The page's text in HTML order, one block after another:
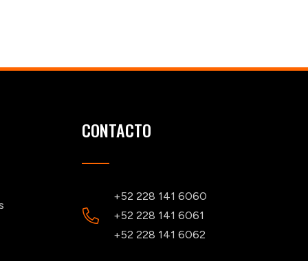
CONTACTO
+52 228 141 6060
+52 228 141 6061
+52 228 141 6062